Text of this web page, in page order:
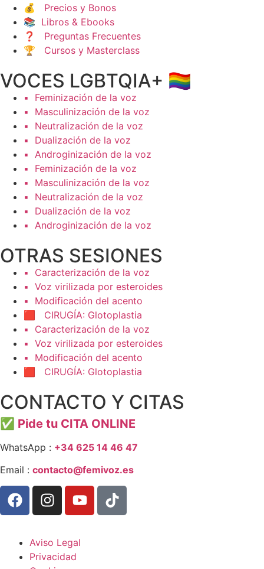
💰 Precios y Bonos
📚 Libros & Ebooks
❓ Preguntas Frecuentes
🏆 Cursos y Masterclass
VOCES LGBTQIA+ 🏳️‍🌈
▪️ Feminización de la voz
▪️ Masculinización de la voz
▪️ Neutralización de la voz
▪️ Dualización de la voz
▪️ Androginización de la voz
▪️ Feminización de la voz
▪️ Masculinización de la voz
▪️ Neutralización de la voz
▪️ Dualización de la voz
▪️ Androginización de la voz
OTRAS SESIONES
▪️ Caracterización de la voz
▪️ Voz virilizada por esteroides
▪️ Modificación del acento
🟥 CIRUGÍA: Glotoplastia
▪️ Caracterización de la voz
▪️ Voz virilizada por esteroides
▪️ Modificación del acento
🟥 CIRUGÍA: Glotoplastia
CONTACTO Y CITAS
✅ Pide tu CITA ONLINE
WhatsApp : +34 625 14 46 47
Email : contacto@femivoz.es
Aviso Legal
Privacidad